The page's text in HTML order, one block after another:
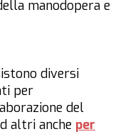
manodopera e
diversi
per
del
altri anche per